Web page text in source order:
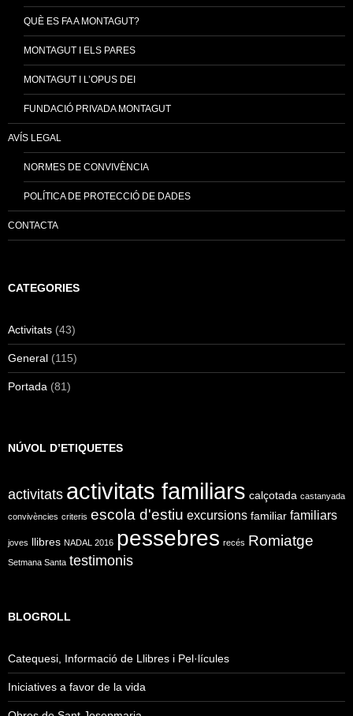
QUÈ ES FA A MONTAGUT?
MONTAGUT I ELS PARES
MONTAGUT I L’OPUS DEI
FUNDACIÓ PRIVADA MONTAGUT
AVÍS LEGAL
NORMES DE CONVIVÈNCIA
POLÍTICA DE PROTECCIÓ DE DADES
CONTACTA
CATEGORIES
Activitats (43)
General (115)
Portada (81)
NÚVOL D’ETIQUETES
activitats activitats familiars calçotada castanyada
convivències criteris escola d'estiu excursions familiar familiars
joves llibres NADAL 2016 pessebres recés Romiatge
Setmana Santa testimonis
BLOGROLL
Catequesi, Informació de Llibres i Pel·lícules
Iniciatives a favor de la vida